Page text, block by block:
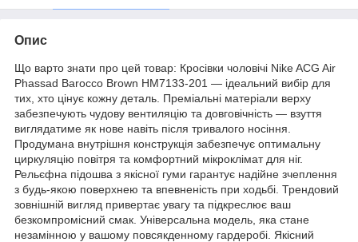
Опис
Що варто знати про цей товар: Кросівки чоловічі Nike ACG Air
Phassad Barocco Brown HM7133-201 — ідеальний вибір для
тих, хто цінує кожну деталь. Преміальні матеріали верху
забезпечують чудову вентиляцію та довговічність — взуття
виглядатиме як нове навіть після тривалого носіння.
Продумана внутрішня конструкція забезпечує оптимальну
циркуляцію повітря та комфортний мікроклімат для ніг.
Рельєфна підошва з якісної гуми гарантує надійне зчеплення
з будь-якою поверхнею та впевненість при ходьбі. Трендовий
зовнішній вигляд привертає увагу та підкреслює ваш
безкомпромісний смак. Універсальна модель, яка стане
незамінною у вашому повсякденному гардеробі. Якісний